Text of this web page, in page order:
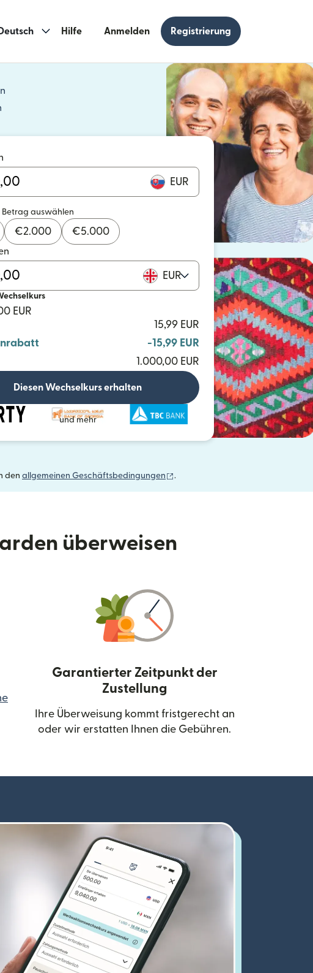
Deutsch Hilfe Anmelden Registrierung
(wird in einem neuen Fenster geöffnet)
(wird in einem neuen Fenster geöffnet)
EUR
Betrag auswählen
€2.000 €5.000
EUR
EUR
15,99 EUR
-15,99 EUR
1.000,00 EUR
Diesen Wechselkurs erhalten
und mehr
den allgemeinen Geschäftsbedingungen (wird in einem neuen Fenster
.
überweisen
einem neuen Fenster geöffnet)
Garantierter Zeitpunkt der
Zustellung
Ihre Überweisung kommt fristgerecht an
oder wir erstatten Ihnen die Gebühren.